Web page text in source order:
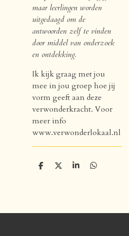
maar leerlingen worden
uitgedaagd om de
antwoorden zelf te vinden
door middel van onderzoek
en ontdekking.
Ik kijk graag met jou
mee in jou groep hoe jij
vorm geeft aan deze
verwonderkracht. Voor
meer info
www.verwonderlokaal.nl
D
D
S
D